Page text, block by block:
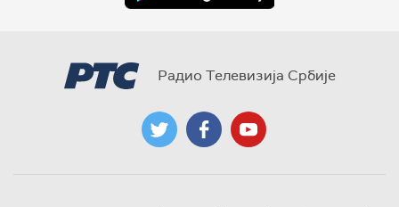
Радио Телевизија Србије